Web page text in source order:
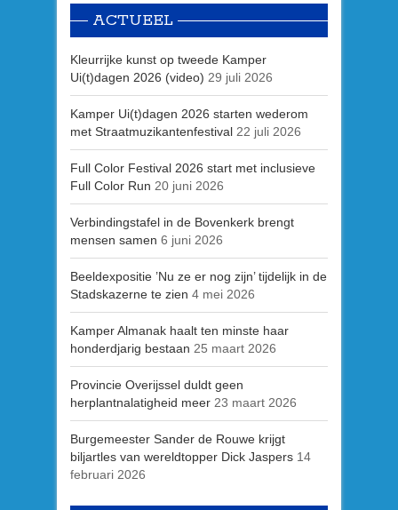
ACTUEEL
Kleurrijke kunst op tweede Kamper
Ui(t)dagen 2026 (video) 29 juli 2026
Kamper Ui(t)dagen 2026 starten wederom
met Straatmuzikantenfestival 22 juli 2026
Full Color Festival 2026 start met inclusieve
Full Color Run 20 juni 2026
Verbindingstafel in de Bovenkerk brengt
mensen samen 6 juni 2026
Beeldexpositie ’Nu ze er nog zijn’ tijdelijk in de
Stadskazerne te zien 4 mei 2026
Kamper Almanak haalt ten minste haar
honderdjarig bestaan 25 maart 2026
Provincie Overijssel duldt geen
herplantnalatigheid meer 23 maart 2026
Burgemeester Sander de Rouwe krijgt
biljartles van wereldtopper Dick Jaspers 14
februari 2026